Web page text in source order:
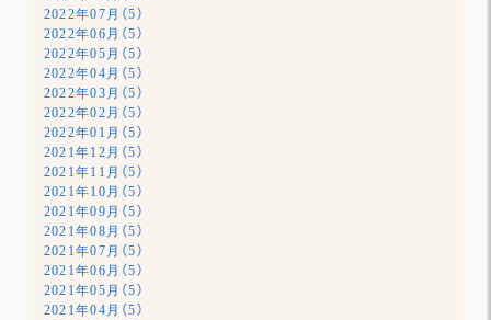
2022年07月（5）
2022年06月（5）
2022年05月（5）
2022年04月（5）
2022年03月（5）
2022年02月（5）
2022年01月（5）
2021年12月（5）
2021年11月（5）
2021年10月（5）
2021年09月（5）
2021年08月（5）
2021年07月（5）
2021年06月（5）
2021年05月（5）
2021年04月（5）